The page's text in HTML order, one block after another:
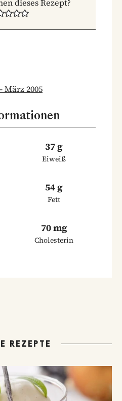
dieses Rezept?
März 2005
37 g
Eiweiß
54 g
Fett
70 mg
Cholesterin
REZEPTE